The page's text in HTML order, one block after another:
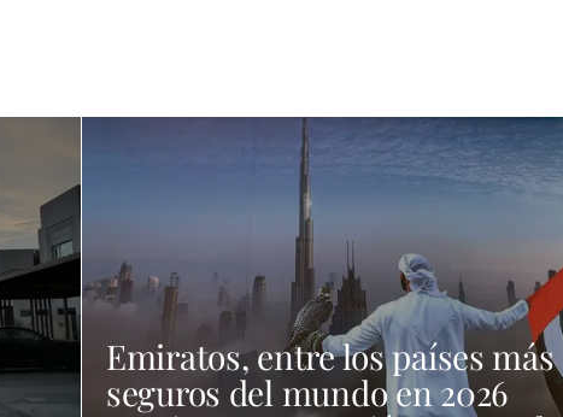
Emiratos, entre los países más
seguros del mundo en 2026